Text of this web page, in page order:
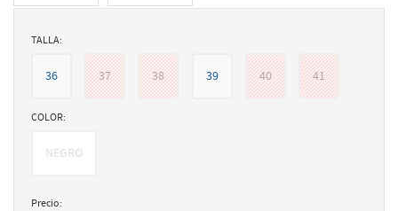
TALLA:
36 37 38 39 40 41
COLOR:
NEGRO
Precio: